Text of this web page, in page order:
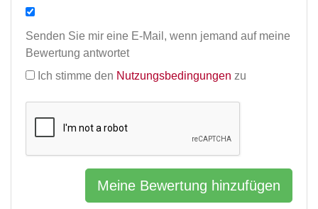
Senden Sie mir eine E-Mail, wenn jemand auf meine
Bewertung antwortet
Ich stimme den Nutzungsbedingungen zu
Meine Bewertung hinzufügen